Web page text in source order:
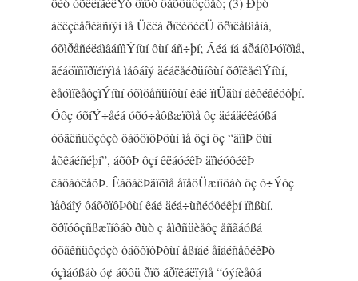
áëëçëåðéäñïýí ìå Üëëá ðïëéôéêÜ õðïêåßìåíá,
óõìðåñéëáìâáíïìÝíùí ôùí áñ÷þí; Ãéá íá áðáíôÞóïõìå,
äéáöïñïðïéïýìå ìåôáîý äéáëåéðüíôùí õðïêåéìÝíùí,
èåóìïèåôçìÝíùí óõìöåñüíôùí êáé ïìÜäùí áêôéâéóôþí.
Óôç óõíÝ÷åéá óõó÷åôßæïõìå ôç äéáäéêáóßá
óõãêñüôçóçò ôáõôïôÞôùí ìå ôçí ôç “äïìÞ ôùí
åõêáéñéþí”, áõôÞ ôçí êëáóéêÞ äïìéóôéêÞ
êáôáóêåõÞ. ÊáôáëÞãïõìå åîåôÜæïíôáò ôç ó÷Ýóç
ìåôáîý ôáõôïôÞôùí êáé äéá÷ùñéóôéêþí ïñßùí,
õðïóôçñßæïíôáò ðùò ç åìðñüèåôç åñãáóßá
óõãêñüôçóçò ôáõôïôÞôùí åßíáé åîáéñåôéêÞò
óçìáóßáò ó¢ áõôü ðïõ áðïêáëïýìå “óýíèåôá